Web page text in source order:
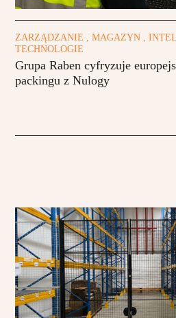
ZARZĄDZANIE , MAGAZYN ,
TECHNOLOGIE
Grupa Raben cyfryzuje
packingu z Nulogy